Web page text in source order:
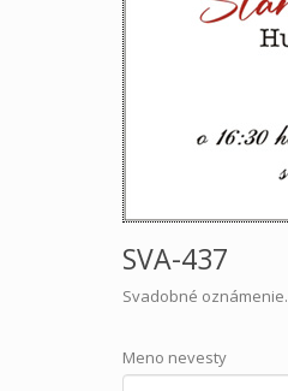
SVA-437
Svadobné oznámenie.
Meno nevesty